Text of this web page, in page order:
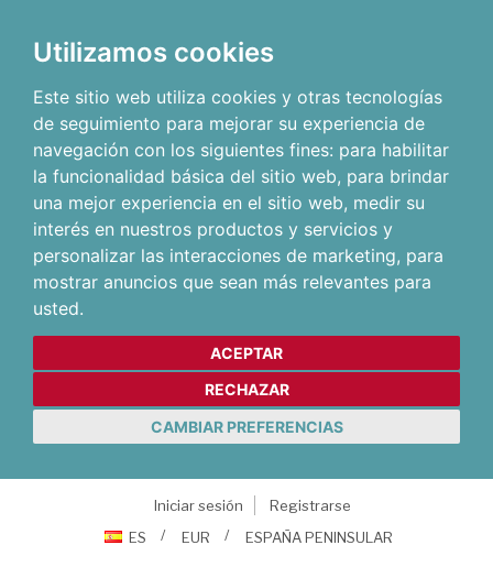
Utilizamos cookies
Este sitio web utiliza cookies y otras tecnologías
de seguimiento para mejorar su experiencia de
navegación con los siguientes fines: para habilitar
la funcionalidad básica del sitio web, para brindar
una mejor experiencia en el sitio web, medir su
interés en nuestros productos y servicios y
personalizar las interacciones de marketing, para
mostrar anuncios que sean más relevantes para
usted.
ACEPTAR
RECHAZAR
CAMBIAR PREFERENCIAS
Iniciar sesión
Registrarse
ES
EUR ESPAÑA PENINSULAR